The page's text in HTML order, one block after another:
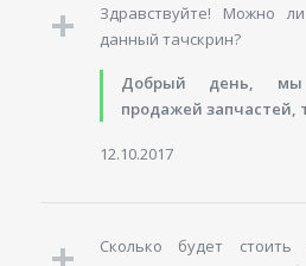
Здравствуйте! Можно
данный тачскрин?
Добрый день, мы
продажей запчастей,
12.10.2017
Сколько будет стоить